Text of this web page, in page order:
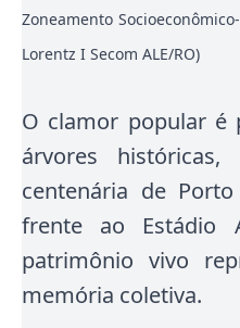
Zoneamento
Lorentz I Secom ALE/RO)
O clamor popular é
árvores
centenária de
frente ao Estádio
patrimônio vivo
memória coletiva.